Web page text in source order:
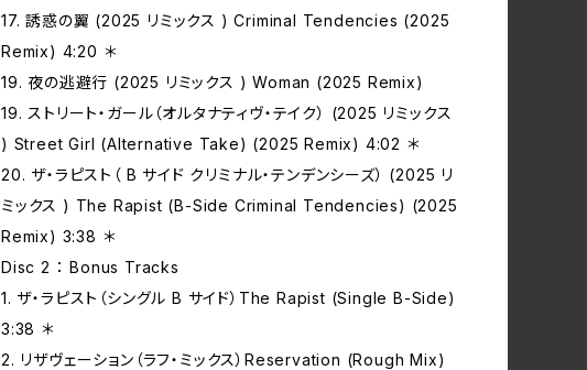
17. 誘惑の翼 (2025 リミックス ) Criminal Tendencies (2025
Remix) 4:20 ＊
19. 夜の逃避⾏ (2025 リミックス ) Woman (2025 Remix)
19. ストリート‧ガール（オルタナティヴ‧テイク） (2025 リミックス
) Street Girl (Alternative Take) (2025 Remix) 4:02 ＊
20. ザ‧ラピスト（ B サイド クリミナル‧テンデンシーズ） (2025 リ
ミックス ) The Rapist (B-Side Criminal Tendencies) (2025
Remix) 3:38 ＊
Disc 2 ： Bonus Tracks
1. ザ‧ラピスト（シングル B サイド）The Rapist (Single B-Side)
3:38 ＊
2. リザヴェーション（ラフ‧ミックス）Reservation (Rough Mix)